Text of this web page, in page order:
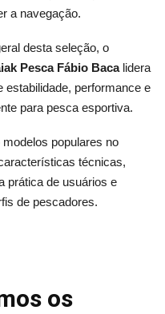
a navegação.
desta seleção, o
Pesca Fábio Bacalidera
estabilidade, performance e
para pesca esportiva.
populares no
técnicas,
prática de usuários e
de pescadores.
os